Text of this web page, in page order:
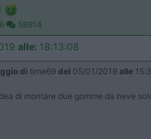
58914
alle: 18:13:08
di time69 del 05/01/2019 alle
di montare due gomme da neve